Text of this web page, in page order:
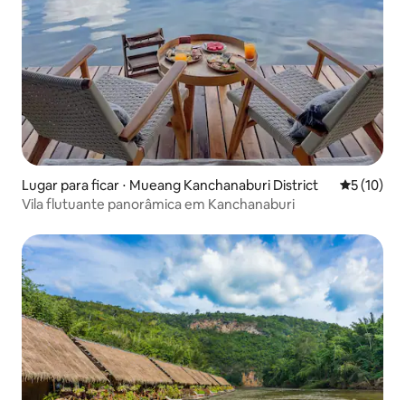
Lugar para ficar ⋅ Mueang Kanchanaburi District 5 de uma
5 (10)
Vila flutuante panorâmica em Kanchanaburi